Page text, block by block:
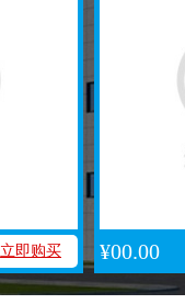
立即购买 ¥00.00